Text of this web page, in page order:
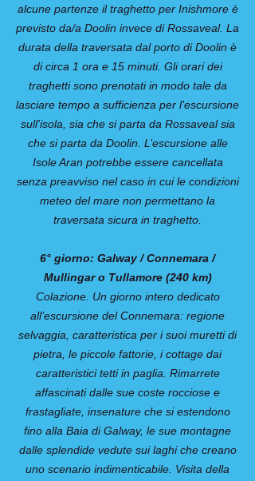
alcune partenze il traghetto per Inishmore è
previsto da/a Doolin invece di Rossaveal. La
durata della traversata dal porto di Doolin è
di circa 1 ora e 15 minuti. Gli orari dei
traghetti sono prenotati in modo tale da
lasciare tempo a sufficienza per l'escursione
sull'isola, sia che si parta da Rossaveal sia
che si parta da Doolin. L’escursione alle
Isole Aran potrebbe essere cancellata
senza preavviso nel caso in cui le condizioni
meteo del mare non permettano la
traversata sicura in traghetto.
6° giorno: Galway / Connemara /
Mullingar o Tullamore (240 km)
Colazione. Un giorno intero dedicato
all’escursione del Connemara: regione
selvaggia, caratteristica per i suoi muretti di
pietra, le piccole fattorie, i cottage dai
caratteristici tetti in paglia. Rimarrete
affascinati dalle sue coste rocciose e
frastagliate, insenature che si estendono
fino alla Baia di Galway, le sue montagne
dalle splendide vedute sui laghi che creano
uno scenario indimenticabile. Visita della